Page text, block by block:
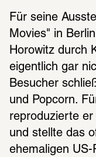
Für seine
Movies" in
Horowitz durch
eigentlich gar
Besucher
und Popcorn.
reproduzierte er
und stellte das
ehemaligen US-